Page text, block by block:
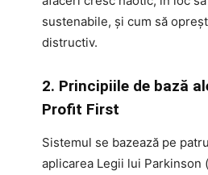
sustenabile, și cum să
distructiv.
2. Principiile de bază
Profit First
Sistemul se bazează pe
aplicarea Legii lui Parkinson